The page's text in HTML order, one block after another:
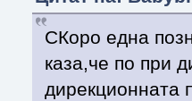
СКоро една
каза,че по при
дирекционната